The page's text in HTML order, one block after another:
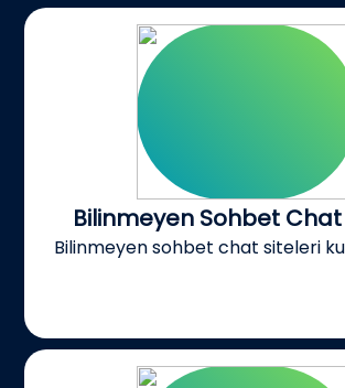
Bilinmeyen Sohbet
Bilinmeyen sohbet chat siteleri